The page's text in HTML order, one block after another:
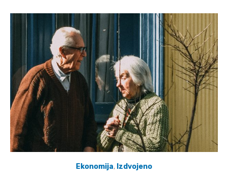
Ekonomija, Izdvojeno